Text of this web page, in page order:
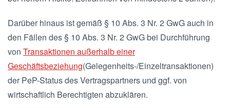
Darüber hinaus ist gemäß § 10 Abs. 3 Nr. 2 GwG auch in
den Fällen des § 10 Abs. 3 Nr. 2 GwG bei Durchführung
von Transaktionen außerhalb einer
Geschäftsbeziehung(Gelegenheits-/Einzeltransaktionen)
der PeP-Status des Vertragspartners und ggf. von
wirtschaftlich Berechtigten abzuklären.